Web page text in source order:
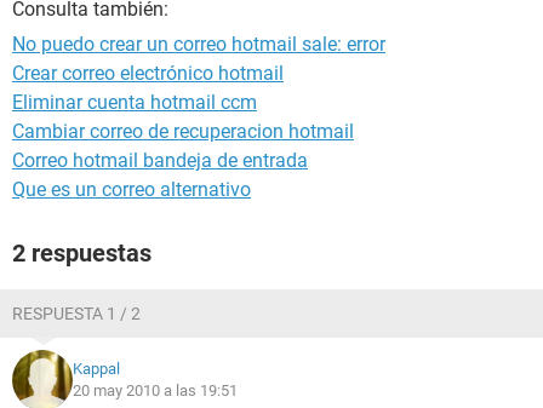
Consulta también:
No puedo crear un correo hotmail sale: error
Crear correo electrónico hotmail
Eliminar cuenta hotmail ccm
Cambiar correo de recuperacion hotmail
Correo hotmail bandeja de entrada
Que es un correo alternativo
2 respuestas
RESPUESTA 1 / 2
Kappal
20 may 2010 a las 19:51